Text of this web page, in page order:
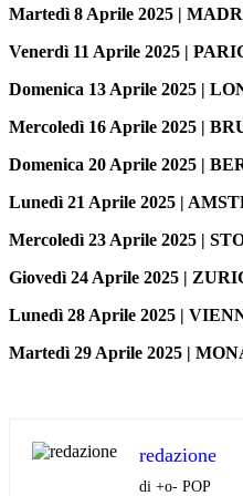
Martedì 8 Aprile 2025 |
Venerdì 11 Aprile 2025 |
Domenica 13 Aprile 2025 |
Mercoledì 16 Aprile 2025 |
Domenica 20 Aprile 2025 |
Lunedì 21 Aprile 2025 |
Mercoledì 23 Aprile 2025 |
Giovedì 24 Aprile 2025 |
Lunedì 28 Aprile 2025 |
Martedì 29 Aprile 2025 |
redazione
di +o- POP